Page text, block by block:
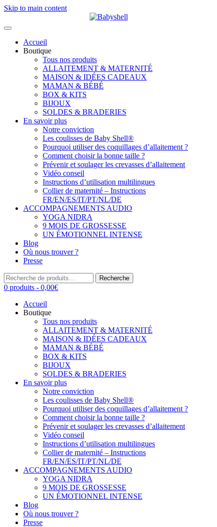
Skip to main content
Accueil
Boutique
Tous nos produits
ALLAITEMENT & MATERNITÉ
MAISON & IDÉES CADEAUX
MAMAN & BÉBÉ
BOX & KITS
BIJOUX
SOLDES & BRADERIES
En savoir plus
Notre conviction
Les coulisses de Baby Shell®
Pourquoi utiliser des coquillages d’allaitement ?
Comment choisir la bonne taille ?
Prévenir et soulager les crevasses d’allaitement
Vidéo conseil
Instructions d’utilisation multilingues
Collier de maternité – Instructions
FR/EN/ES/IT/PT/NL/DE
ACCOMPAGNEMENTS AUDIO
YOGA NIDRA
9 MOIS DE GROSSESSE
UN ÉMOTIONNEL INTENSE
Blog
Où nous trouver ?
Presse
Recherche
pour :
Recherche
0 produits - 0,00€
Accueil
Boutique
Tous nos produits
ALLAITEMENT & MATERNITÉ
MAISON & IDÉES CADEAUX
MAMAN & BÉBÉ
BOX & KITS
BIJOUX
SOLDES & BRADERIES
En savoir plus
Notre conviction
Les coulisses de Baby Shell®
Pourquoi utiliser des coquillages d’allaitement ?
Comment choisir la bonne taille ?
Prévenir et soulager les crevasses d’allaitement
Vidéo conseil
Instructions d’utilisation multilingues
Collier de maternité – Instructions
FR/EN/ES/IT/PT/NL/DE
ACCOMPAGNEMENTS AUDIO
YOGA NIDRA
9 MOIS DE GROSSESSE
UN ÉMOTIONNEL INTENSE
Blog
Où nous trouver ?
Presse